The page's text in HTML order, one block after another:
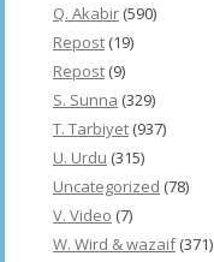
Q. Akabir (590)
Repost (19)
Repost (9)
S. Sunna (329)
T. Tarbiyet (937)
U. Urdu (315)
Uncategorized (78)
V. Video (7)
W. Wird & wazaif(371)